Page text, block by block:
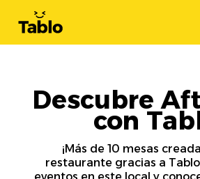
Descubre
con
¡Más de 10 mesas
restaurante gracias a